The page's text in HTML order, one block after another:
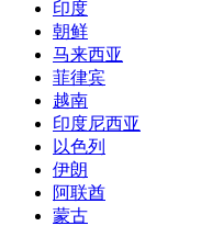
印度
朝鲜
马来西亚
菲律宾
越南
印度尼西亚
以色列
伊朗
阿联酋
蒙古